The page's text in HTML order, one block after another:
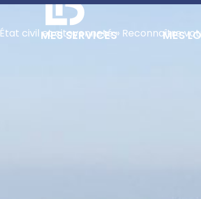
MES SERVICES MES
État civil et citoyenneté» Reconnaître